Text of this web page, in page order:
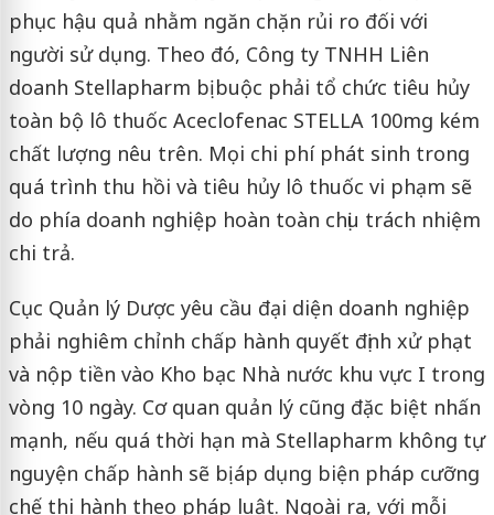
phục hậu quả nhằm ngăn chặn rủi ro đối với
người sử dụng. Theo đó, Công ty TNHH Liên
doanh Stellapharm bị buộc phải tổ chức tiêu hủy
toàn bộ lô thuốc Aceclofenac STELLA 100mg kém
chất lượng nêu trên. Mọi chi phí phát sinh trong
quá trình thu hồi và tiêu hủy lô thuốc vi phạm sẽ
do phía doanh nghiệp hoàn toàn chịu trách nhiệm
chi trả.
Cục Quản lý Dược yêu cầu đại diện doanh nghiệp
phải nghiêm chỉnh chấp hành quyết định xử phạt
và nộp tiền vào Kho bạc Nhà nước khu vực I trong
vòng 10 ngày. Cơ quan quản lý cũng đặc biệt nhấn
mạnh, nếu quá thời hạn mà Stellapharm không tự
nguyện chấp hành sẽ bị áp dụng biện pháp cưỡng
chế thi hành theo pháp luật. Ngoài ra, với mỗi